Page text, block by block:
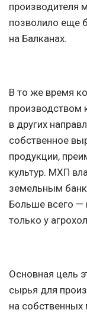
производителя
позволило еще
на Балканах.
В то же время
производством
в других
собственное
продукции,
культур. МХП
земельным
Больше всего —
только у
Основная цель
сырья для
на